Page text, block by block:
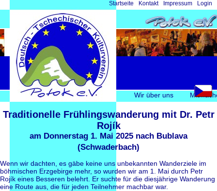
Navigation
überspringen
Wir über uns
Navigation
überspringen
Login
Impressum
Kontakt
Startseite
Traditionelle Frühlingswanderung mit Dr. Petr
Rojík
am Donnerstag 1. Mai 2025 nach Bublava
(Schwaderbach)
Wenn wir dachten, es gäbe keine uns unbekannten Wanderziele im
böhmischen Erzgebirge mehr, so wurden wir am 1. Mai durch Petr
Rojík eines Besseren belehrt. Er suchte für die diesjährige Wanderung
eine Route aus, die für jeden Teilnehmer machbar war.